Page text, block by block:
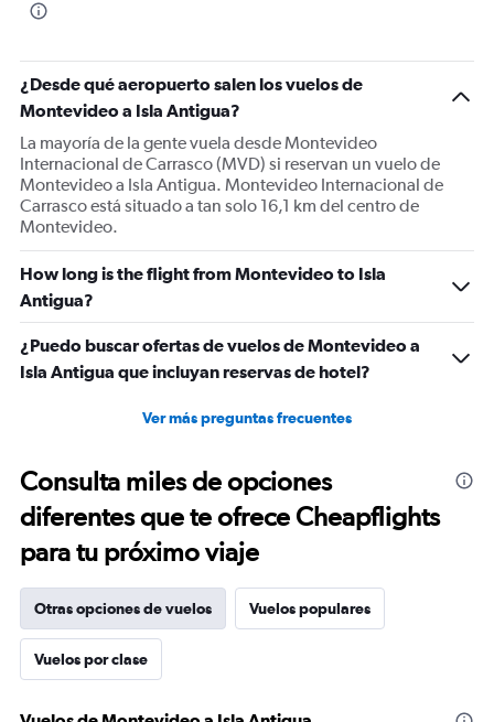
¿Desde qué aeropuerto salen los vuelos de
Montevideo a Isla Antigua?
La mayoría de la gente vuela desde Montevideo
Internacional de Carrasco (MVD) si reservan un vuelo de
Montevideo a Isla Antigua. Montevideo Internacional de
Carrasco está situado a tan solo 16,1 km del centro de
Montevideo.
How long is the flight from Montevideo to Isla
Antigua?
¿Puedo buscar ofertas de vuelos de Montevideo a
Isla Antigua que incluyan reservas de hotel?
Ver más preguntas frecuentes
Consulta miles de opciones
diferentes que te ofrece Cheapflights
para tu próximo viaje
Otras opciones de vuelos Vuelos populares
Vuelos por clase